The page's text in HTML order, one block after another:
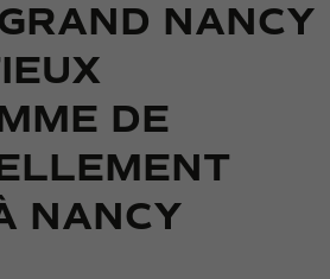
NANCY
DE
NANCY